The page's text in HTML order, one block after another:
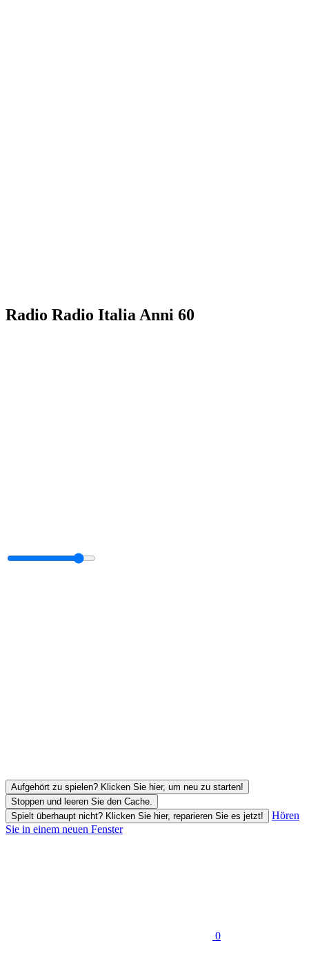
Radio Radio Italia Anni 60
Aufgehört zu spielen? Klicken Sie hier, um neu zu starten!
Stoppen und leeren Sie den Cache.
Spielt überhaupt nicht? Klicken Sie hier, reparieren Sie es jetzt!
Hören
Sie in einem neuen Fenster
0